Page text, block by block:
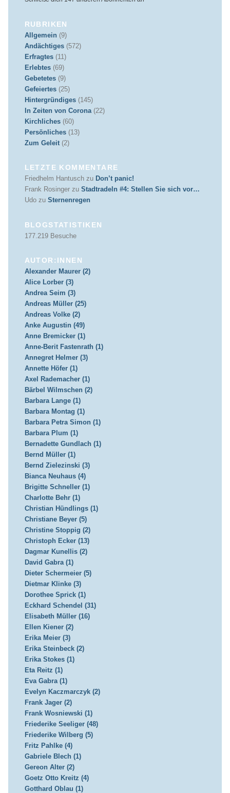
RUBRIKEN
Allgemein (9)
Andächtiges(572)
Erfragtes(11)
Erlebtes(69)
Gebetetes(9)
Gefeiertes(25)
Hintergründiges(145)
In Zeiten von Corona(22)
Kirchliches(60)
Persönliches(13)
Zum Geleit(2)
LETZTE KOMMENTARE
Friedhelm Hantuschzu Don’t panic!
Frank Rosingerzu Stadtradeln #4: Stellen Sie sich vor…
Udozu Sternenregen
BLOGSTATISTIKEN
177.219 Besuche
AUTOR:INNEN
Alexander Maurer (2)
Alice Lorber (3)
Andrea Seim (3)
Andreas Müller (25)
Andreas Volke (2)
Anke Augustin (49)
Anne Bremicker (1)
Anne-Berit Fastenrath (1)
Annegret Helmer (3)
Annette Höfer (1)
Axel Rademacher (1)
Bärbel Wilmschen (2)
Barbara Lange (1)
Barbara Montag (1)
Barbara Petra Simon (1)
Barbara Plum (1)
Bernadette Gundlach (1)
Bernd Müller (1)
Bernd Zielezinski (3)
Bianca Neuhaus (4)
Brigitte Schneller (1)
Charlotte Behr (1)
Christian Hündlings (1)
Christiane Beyer (5)
Christine Stoppig (2)
Christoph Ecker (13)
Dagmar Kunellis (2)
David Gabra (1)
Dieter Schermeier (5)
Dietmar Klinke (3)
Dorothee Sprick (1)
Eckhard Schendel (31)
Elisabeth Müller (16)
Ellen Kiener (2)
Erika Meier (3)
Erika Steinbeck (2)
Erika Stokes (1)
Eta Reitz (1)
Eva Gabra (1)
Evelyn Kaczmarczyk (2)
Frank Jager (2)
Frank Wosniewski (1)
Friederike Seeliger (48)
Friederike Wilberg (5)
Fritz Pahlke (4)
Gabriele Blech (1)
Gereon Alter (2)
Goetz Otto Kreitz (4)
Gotthard Oblau (1)